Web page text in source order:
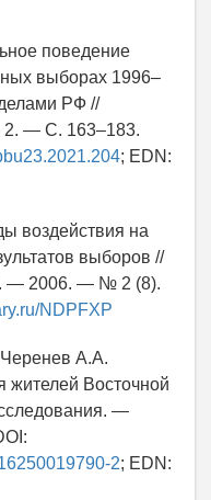
поведение
выборах 1996–
РФ //
— С. 163–183.
; EDN:
воздействия на
выборов //
— 2006. — № 2 (8).
NDPFXP
А.А.
жителей Восточной
—
2; EDN: